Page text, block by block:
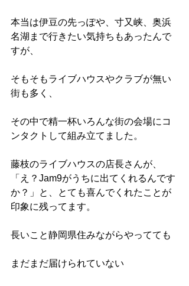
本当は伊豆の先っぽや、寸又峡、奥浜
名湖まで行きたい気持ちもあったんで
すが、
そもそもライブハウスやクラブが無い
街も多く、
その中で精一杯いろんな街の会場にコ
ンタクトして組み立てました。
藤枝のライブハウスの店長さんが、
「え？Jam9がうちに出てくれるんです
か？」と、とても喜んでくれたことが
印象に残ってます。
長いこと静岡県住みながらやってても
まだまだ届けられていない